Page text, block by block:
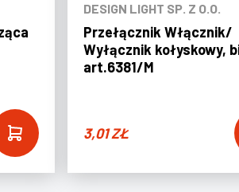
DESIGN LIGHT SP. Z O.O.
Przełącznik Włącznik/
Wyłącznik kołyskowy,
art.6381/M
3,01ZŁ